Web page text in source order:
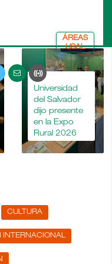
ÁREAS
USAL
La
Universidad
del Salvador
dijo presente
en la Expo
Rural 2026
CULTURA
INTERNACIONAL